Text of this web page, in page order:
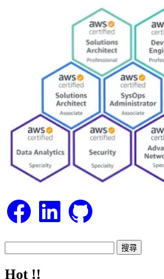
FacebookLinkedIn GitHub
關
Hot !!